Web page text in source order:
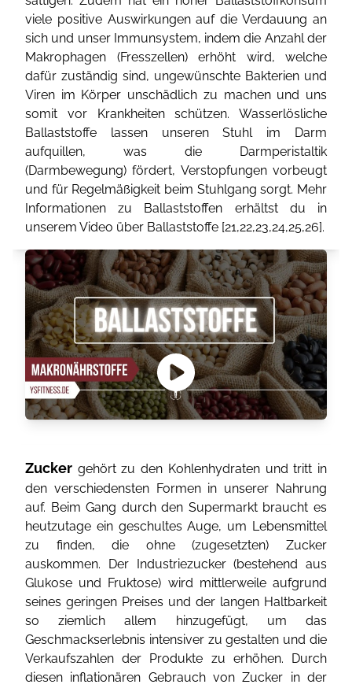
viele positive Auswirkungen auf die Verdauung an
sich und unser Immunsystem, indem die Anzahl der
Makrophagen (Fresszellen) erhöht wird, welche
dafür zuständig sind, ungewünschte Bakterien und
Viren im Körper unschädlich zu machen und uns
somit vor Krankheiten schützen. Wasserlösliche
Ballaststoffe lassen unseren Stuhl im Darm
aufquillen, was die Darmperistaltik
(Darmbewegung) fördert, Verstopfungen vorbeugt
und für Regelmäßigkeit beim Stuhlgang sorgt. Mehr
Informationen zu Ballaststoffen erhältst du in
unserem Video über Ballaststoffe [21,22,23,24,25,26].
Zucker gehört zu den Kohlenhydraten und tritt in
den verschiedensten Formen in unserer Nahrung
auf. Beim Gang durch den Supermarkt braucht es
heutzutage ein geschultes Auge, um Lebensmittel
zu finden, die ohne (zugesetzten) Zucker
auskommen. Der Industriezucker (bestehend aus
Glukose und Fruktose) wird mittlerweile aufgrund
seines geringen Preises und der langen Haltbarkeit
so ziemlich allem hinzugefügt, um das
Geschmackserlebnis intensiver zu gestalten und die
Verkaufszahlen der Produkte zu erhöhen. Durch
diesen inflationären Gebrauch von Zucker in der